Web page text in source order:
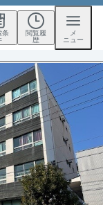
条 閲覧履
歴
メ
ニュー